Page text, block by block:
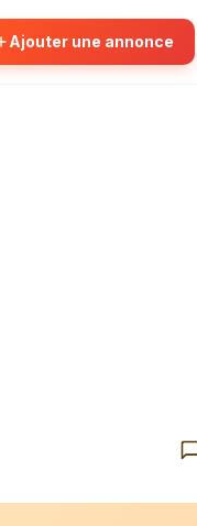
Ajouter une annonce